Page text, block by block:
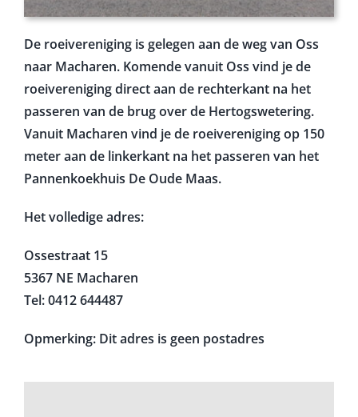
De roeivereniging is gelegen aan de weg van Oss
naar Macharen. Komende vanuit Oss vind je de
roeivereniging direct aan de rechterkant na het
passeren van de brug over de Hertogswetering.
Vanuit Macharen vind je de roeivereniging op 150
meter aan de linkerkant na het passeren van het
Pannenkoekhuis De Oude Maas.
Het volledige adres:
Ossestraat 15
5367 NE Macharen
Tel: 0412 644487
Opmerking: Dit adres is geen postadres